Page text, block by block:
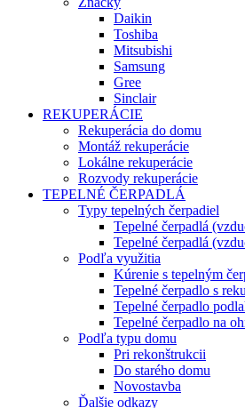
Daikin
Toshiba
Mitsubishi
Samsung
Gree
Sinclair
REKUPERÁCIE
Rekuperácia do domu
Montáž rekuperácie
Lokálne rekuperácie
Rozvody rekuperácie
TEPELNÉ ČERPADLÁ
Typy tepelných čerpadiel
Tepelné čerpadlá
Tepelné čerpadlá
Podľa využitia
Kúrenie s tepelným
Tepelné čerpadlo s
Tepelné čerpadlo
Tepelné čerpadlo na
Podľa typu domu
Pri rekonštrukcii
Do starého domu
Novostavba
Ďalšie odkazy